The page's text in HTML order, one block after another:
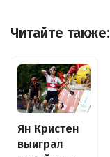
Читайте также:
Ян Кристен
выиграл